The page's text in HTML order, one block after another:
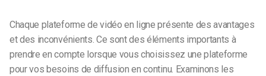
Chaque plateforme de vidéo en ligne présente des avantages
et des inconvénients. Ce sont des éléments importants à
prendre en compte lorsque vous choisissez une plateforme
pour vos besoins de diffusion en continu. Examinons les